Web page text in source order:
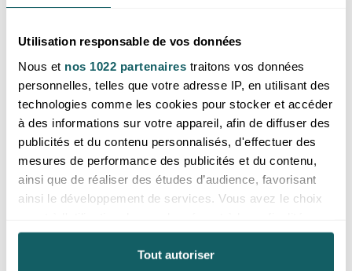
Utilisation responsable de vos données
Nous et nos 1022 partenaires traitons vos données
personnelles, telles que votre adresse IP, en utilisant des
technologies comme les cookies pour stocker et accéder
à des informations sur votre appareil, afin de diffuser des
publicités et du contenu personnalisés, d'effectuer des
mesures de performance des publicités et du contenu,
ainsi que de réaliser des études d’audience, favorisant
ainsi le développement de services. Vous avez le choix
Vous pouvez modifier ou retirer votre consentement à
tout moment en consultant la Déclaration relative aux
Tout autoriser
merci devous inscrire ou de vous
Brésil
oeil de chat AA